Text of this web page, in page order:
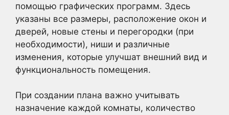
помощью графических программ. Здесь
указаны все размеры, расположение окон и
дверей, новые стены и перегородки (при
необходимости), ниши и различные
изменения, которые улучшат внешний вид и
функциональность помещения.
При создании плана важно учитывать
назначение каждой комнаты, количество